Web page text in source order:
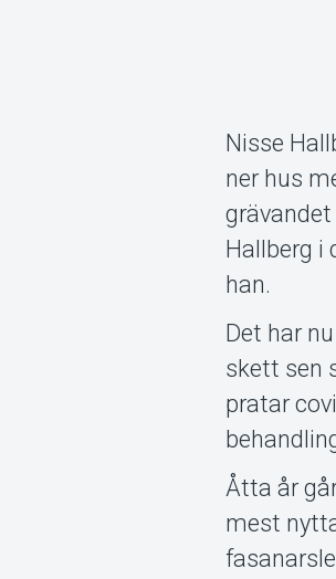
Nisse
ner hus
Hallberg i
han.
Det har
skett sen
pratar
Åtta år
mest